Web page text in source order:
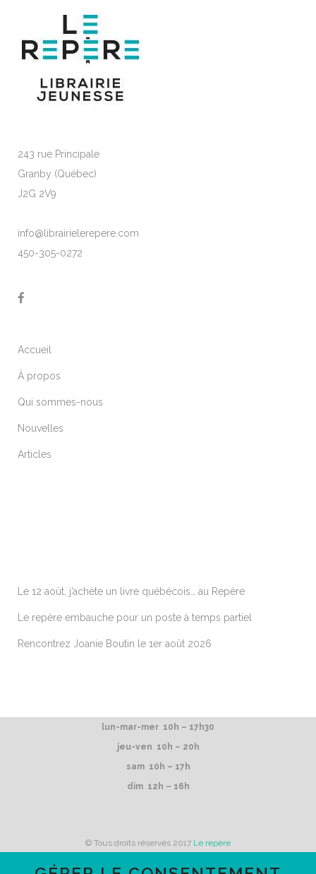
243 rue Principale
Granby (Québec)
J2G 2V9
info@librairielerepere.com
450-305-0272
Accueil
À propos
Qui sommes-nous
Nouvelles
Articles
Le 12 août, j’achète un livre québécois… au Repère
Le repère embauche pour un poste à temps partiel
Rencontrez Joanie Boutin le 1er août 2026
lun-mar-mer 10h – 17h30
jeu-ven 10h – 20h
sam 10h – 17h
dim 12h – 16h
© Tous droits réservés 2017 Le repère